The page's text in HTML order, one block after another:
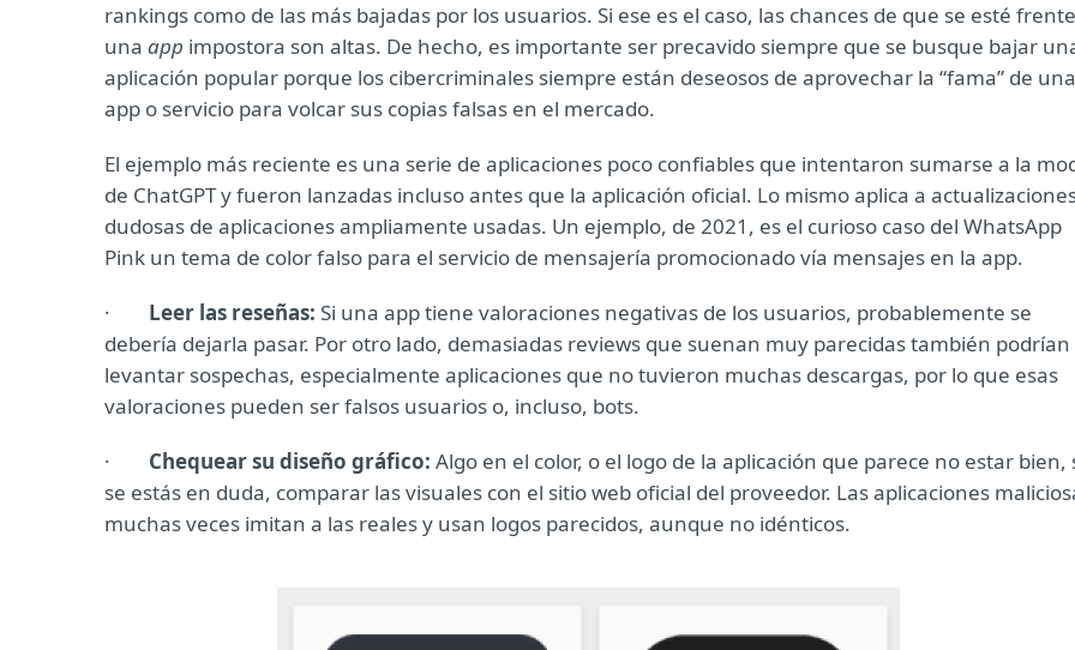
rankings como de las más bajadas por los usuarios. Si ese es el caso, las chances de que se esté
una app impostora son altas. De hecho, es importante ser precavido siempre que se busque bajar
aplicación popular porque los cibercriminales siempre están deseosos de aprovechar la “fama” de una
app o servicio para volcar sus copias falsas en el mercado.
El ejemplo más reciente es una serie de aplicaciones poco confiables que intentaron sumarse a la
de ChatGPT y fueron lanzadas incluso antes que la aplicación oficial. Lo mismo aplica a
dudosas de aplicaciones ampliamente usadas. Un ejemplo, de 2021, es el curioso caso del WhatsApp
Pink un tema de color falso para el servicio de mensajería promocionado vía mensajes en la app.
· Leer las reseñas: Si una app tiene valoraciones negativas de los usuarios, probablemente se
debería dejarla pasar. Por otro lado, demasiadas reviews que suenan muy parecidas también podrían
levantar sospechas, especialmente aplicaciones que no tuvieron muchas descargas, por lo que esas
valoraciones pueden ser falsos usuarios o, incluso, bots.
· Chequear su diseño gráfico: Algo en el color, o el logo de la aplicación que parece no estar bien,
se estás en duda, comparar las visuales con el sitio web oficial del proveedor. Las aplicaciones
muchas veces imitan a las reales y usan logos parecidos, aunque no idénticos.